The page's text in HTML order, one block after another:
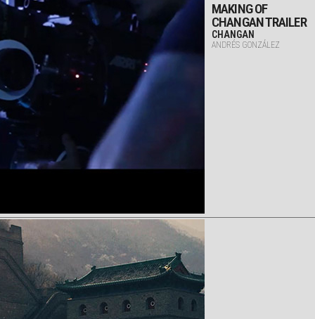
MAKING OF
CHANGAN TRAILER
CHANGAN
ANDRÉS GONZÁLEZ